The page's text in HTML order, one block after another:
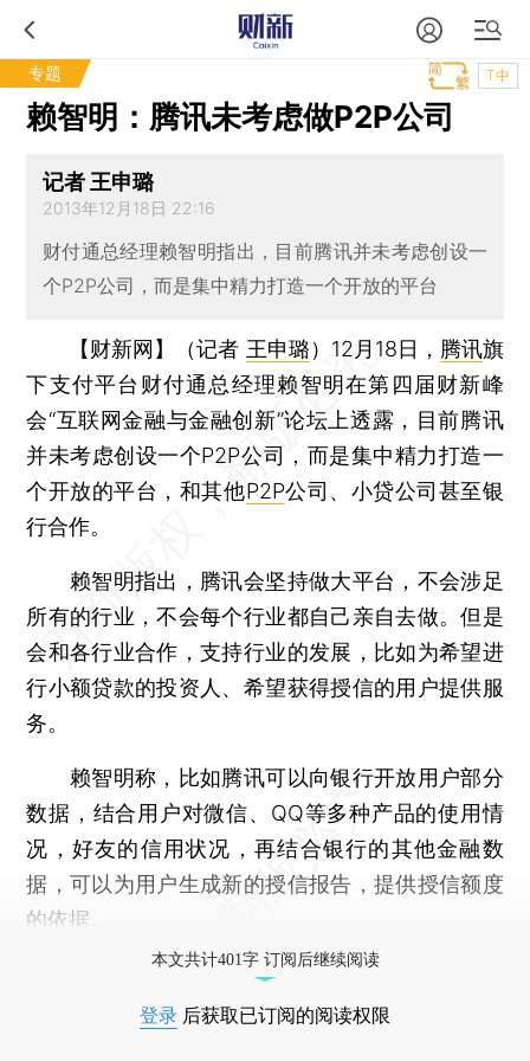
专题 T中
赖智明：腾讯未考虑做P2P公司
记者 王申璐
2013年12月18日 22:16
财付通总经理赖智明指出，目前腾讯并未考虑创设一
个P2P公司，而是集中精力打造一个开放的平台
【财新网】（记者 王申璐） 12月18日， 腾讯旗
下支付平台财付通总经理赖智明在第四届财新峰
会“互联网金融与金融创新”论坛上透露，目前腾讯
并未考虑创设一个P2P公司，而是集中精力打造一
个开放的平台，和其他P2P公司、小贷公司甚至银
行合作。
赖智明指出，腾讯会坚持做大平台，不会涉足
所有的行业，不会每个行业都自己亲自去做。但是
会和各行业合作，支持行业的发展，比如为希望进
行小额贷款的投资人、希望获得授信的用户提供服
务。
赖智明称，比如腾讯可以向银行开放用户部分
数据，结合用户对微信、QQ等多种产品的使用情
况，好友的信用状况，再结合银行的其他金融数
据，可以为用户生成新的授信报告，提供授信额度
的依据。
本文共计401字 订阅后继续阅读
登录 后获取已订阅的阅读权限